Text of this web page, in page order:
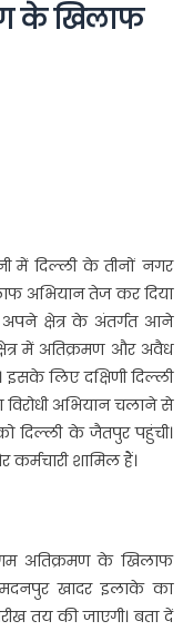
के खिलाफ
में दिल्ली के तीनों नगर
अभियान तेज कर दिया
अपने क्षेत्र के अंतर्गत आने
में अतिक्रमण और अवैध
इसके लिए दक्षिणी दिल्ली
अभियान चलाने से
दिल्ली के जैतपुर पहुंची।
शामिल हैं।
अतिक्रमण के खिलाफ
खादर इलाके का
तय की जाएगी। बता दें